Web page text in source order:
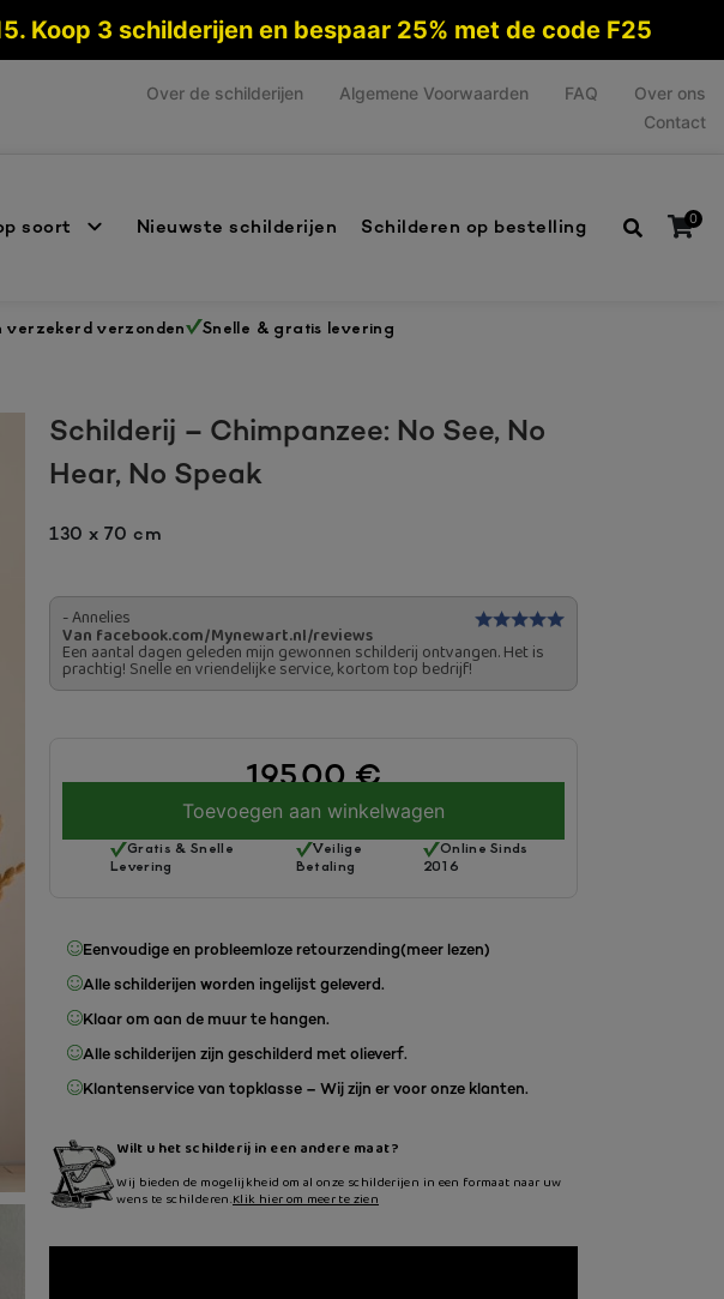
Koop 3 schilderijen en bespaar 25% met de code F25
Over de schilderijen Algemene Voorwaarden FAQ
Over ons
Contact
soort Nieuwste schilderijen Schilderen op bestelling 0
verzekerd verzonden Snelle & gratis levering
Schilderij – Chimpanzee: No See, No
Hear, No Speak
130 x 70 cm
- Annelies
Van facebook.com/Mynewart.nl/reviews
Een aantal dagen geleden mijn gewonnen schilderij ontvangen. Het is
prachtig! Snelle en vriendelijke service, kortom top bedrijf!
195.00€
Toevoegen aan winkelwagen
Gratis & Snelle
Levering
Veilige
Betaling
Online Sinds
2016
Eenvoudige en probleemloze retourzending(meer lezen)
Alle schilderijen worden ingelijst geleverd.
Klaar om aan de muur te hangen.
Alle schilderijen zijn geschilderd met olieverf.
Klantenservice van topklasse – Wij zijn er voor onze klanten.
Wilt u het schilderij in een andere maat?
Wij bieden de mogelijkheid om al onze schilderijen in een formaat naar uw
wens te schilderen.Klik hier om meer te zien